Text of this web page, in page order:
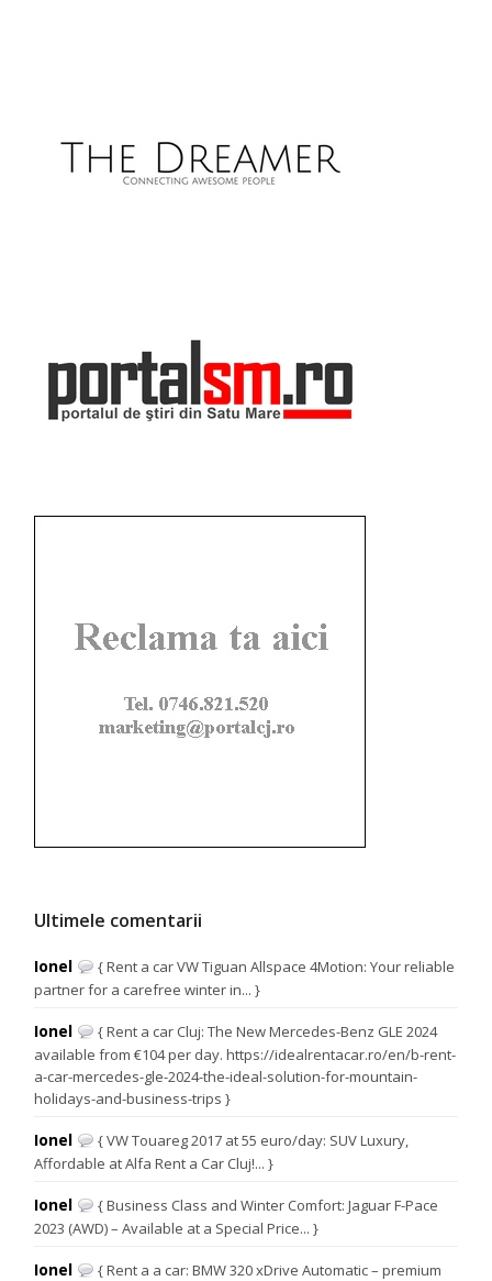
Ultimele comentarii
Ionel
{ Rent a car VW Tiguan Allspace 4Motion: Your reliable
partner for a carefree winter in... }
Ionel
{ Rent a car Cluj: The New Mercedes-Benz GLE 2024
available from €104 per day. https://idealrentacar.ro/en/b-rent-
a-car-mercedes-gle-2024-the-ideal-solution-for-mountain-
holidays-and-business-trips }
Ionel
{ VW Touareg 2017 at 55 euro/day: SUV Luxury,
Affordable at Alfa Rent a Car Cluj!... }
Ionel
{ Business Class and Winter Comfort: Jaguar F-Pace
2023 (AWD) – Available at a Special Price... }
Ionel
{ Rent a a car: BMW 320 xDrive Automatic – premium